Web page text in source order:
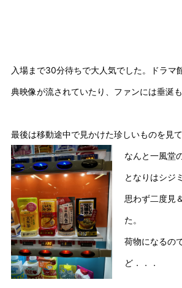
入場まで30分待ちで大人気でした。ドラマ
典映像が流されていたり、ファンには垂涎
最後は移動途中で見かけた珍しいものを見て
なんと一風堂
となりはシジ
思わず二度見
た。
荷物になるの
ど．．．